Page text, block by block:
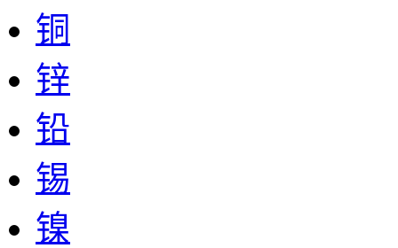
铜
锌
铅
锡
镍